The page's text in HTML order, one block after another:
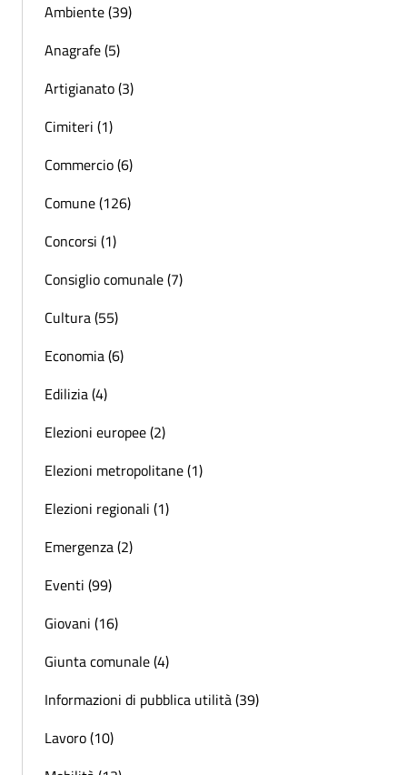
Ambiente (39)
Anagrafe (5)
Artigianato (3)
Cimiteri (1)
Commercio (6)
Comune (126)
Concorsi (1)
Consiglio comunale (7)
Cultura (55)
Economia (6)
Edilizia (4)
Elezioni europee (2)
Elezioni metropolitane (1)
Elezioni regionali (1)
Emergenza (2)
Eventi (99)
Giovani (16)
Giunta comunale (4)
Informazioni di pubblica utilità (39)
Lavoro (10)